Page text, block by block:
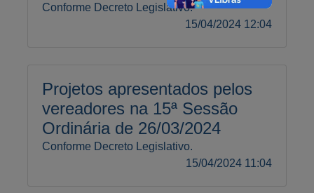
Conforme Decreto Legislativo.
15/04/2024 12:04
Projetos apresentados pelos
vereadores na 15ª Sessão
Ordinária de 26/03/2024
Conforme Decreto Legislativo.
15/04/2024 11:04